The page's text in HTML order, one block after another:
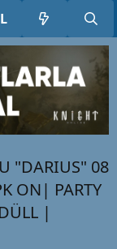
"DARIUS" 08
ON| PARTY
|